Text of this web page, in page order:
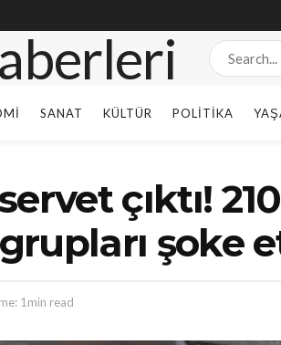
SANAT KÜLTÜR POLITIKA
çıktı!
şoke
1min read